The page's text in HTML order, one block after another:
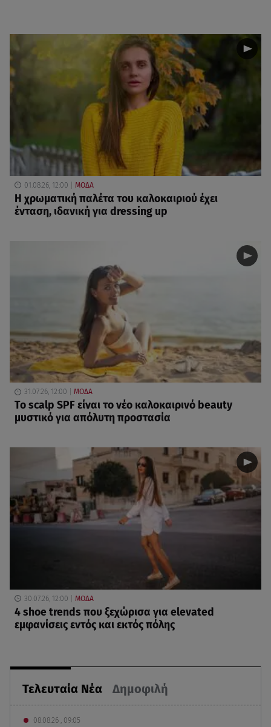
Τελευταία Νέα Δημοφιλή
08.08.26 , 09:05
01.08.26, 12:00 ΜΟΔΑ
Η χρωματική παλέτα του καλοκαιριού έχει
ένταση, ιδανική για dressing up
31.07.26, 12:00 ΜΟΔΑ
Το scalp SPF είναι το νέο καλοκαιρινό beauty
μυστικό για απόλυτη προστασία
30.07.26, 12:00 ΜΟΔΑ
4 shoe trends που ξεχώρισα για elevated
εμφανίσεις εντός και εκτός πόλης